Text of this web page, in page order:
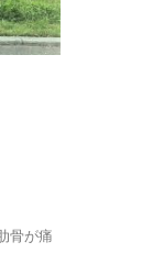
骨が痛